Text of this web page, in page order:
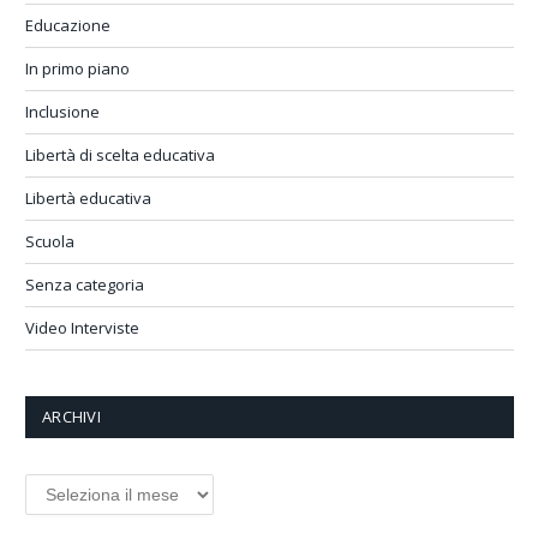
Educazione
In primo piano
Inclusione
Libertà di scelta educativa
Libertà educativa
Scuola
Senza categoria
Video Interviste
ARCHIVI
Archivi